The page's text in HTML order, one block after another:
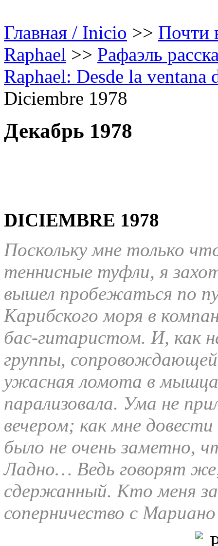
Главная / Inicio >> Почти
Raphael >> Рафаэль
Raphael: Desde la
Diciembre 1978
Декабрь 1978
DICIEMBRE 1978
Поскольку мне только
теннисные туфли, я
вышел пробежаться по
Карибского моря в
бас-гитаристом. И, как
группы,
ужасная ломота в
парализовала. Ума не
вечером; как мне
было не очень заметно,
Ладно… Ведь говорят
сдержанный. Кто меня
соперничество с